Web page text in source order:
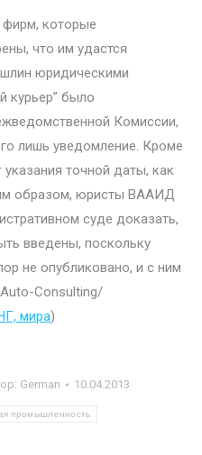
фирм, которые
что им удастся
юридическими
курьер” было
Комиссии,
лишь уведомление. Кроме
точной даты, как
образом, юристы ВААИД
суде доказать,
введены, поскольку
не опубликовано, и с ним
Consulting/
мира)
German 10.04.2013
промышленность